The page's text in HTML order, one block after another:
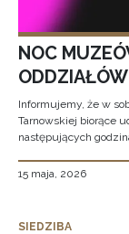
NOC
Informujemy, że w
Tarnowskiej biorące
następujących
15 maja, 2026
SIEDZIBA